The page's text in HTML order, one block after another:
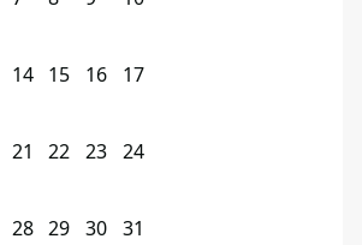
14 15 16 17
21 22 23 24
28 29 30 31